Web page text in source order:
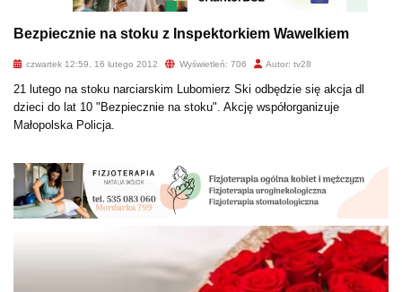
Bezpiecznie na stoku z Inspektorkiem Wawelkiem
czwartek 12:59, 16 lutego 2012 Wyświetleń: 706 Autor: tv28
21 lutego na stoku narciarskim Lubomierz Ski odbędzie się akcja dl
dzieci do lat 10 "Bezpiecznie na stoku". Akcję współorganizuje
Małopolska Policja.